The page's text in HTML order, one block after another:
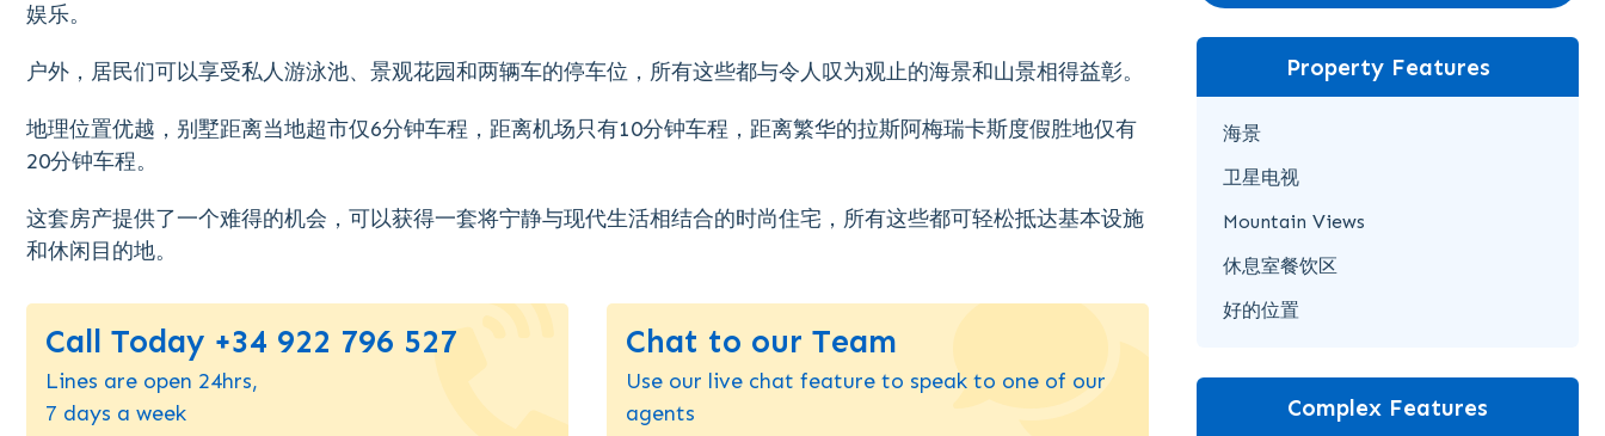
娱乐。
户外，居民们可以享受私人游泳池、景观花园和两辆车的停车位，所有这些都与令人叹为观止的海景和山景相得益彰。
地理位置优越，别墅距离当地超市仅6分钟车程，距离机场只有10分钟车程，距离繁华的拉斯阿梅瑞卡斯度假胜地仅有
20分钟车程。
这套房产提供了一个难得的机会，可以获得一套将宁静与现代生活相结合的时尚住宅，所有这些都可轻松抵达基本设施
和休闲目的地。
Call Today +34 922 796 527
Lines are open 24hrs,
7 days a week
Chat to our Team
Use our live chat feature to speak to one of our
agents
Property Features
海景
卫星电视
Mountain Views
休息室餐饮区
好的位置
Complex Features